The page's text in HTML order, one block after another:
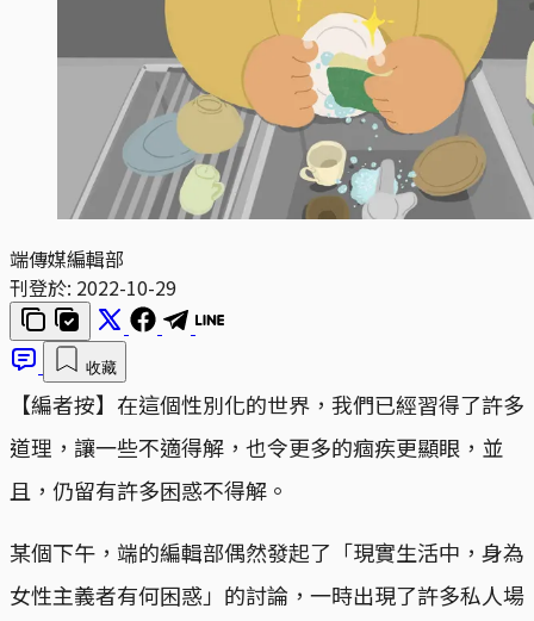
端傳媒編輯部
刊登於: 2022-10-29
收藏
【編者按】在這個性別化的世界，我們已經習得了許多
道理，讓一些不適得解，也令更多的痼疾更顯眼，並
且，仍留有許多困惑不得解。
某個下午，端的編輯部偶然發起了「現實生活中，身為
女性主義者有何困惑」的討論，一時出現了許多私人場